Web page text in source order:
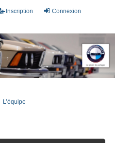
Connexion
Inscription
L’équipe